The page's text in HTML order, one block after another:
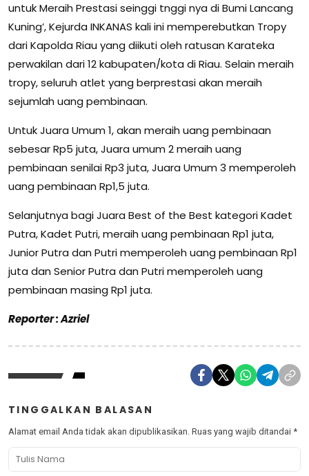
untuk Meraih Prestasi seinggi tnggi nya di Bumi Lancang
Kuning’, Kejurda INKANAS kali ini memperebutkan Tropy
dari Kapolda Riau yang diikuti oleh ratusan Karateka
perwakilan dari 12 kabupaten/kota di Riau. Selain meraih
tropy, seluruh atlet yang berprestasi akan meraih
sejumlah uang pembinaan.
Untuk Juara Umum 1, akan meraih uang pembinaan
sebesar Rp5 juta, Juara umum 2 meraih uang
pembinaan senilai Rp3 juta, Juara Umum 3 memperoleh
uang pembinaan Rp1,5 juta.
Selanjutnya bagi Juara Best of the Best kategori Kadet
Putra, Kadet Putri, meraih uang pembinaan Rp1 juta,
Junior Putra dan Putri memperoleh uang pembinaan Rp1
juta dan Senior Putra dan Putri memperoleh uang
pembinaan masing Rp1 juta.
Reporter : Azriel
TINGGALKAN BALASAN
Alamat email Anda tidak akan dipublikasikan. Ruas yang wajib ditandai *